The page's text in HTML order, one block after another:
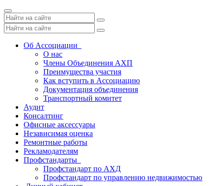
Toggle
navigation
Об Ассоциации
О нас
Члены Объединения АХП
Преимущества участия
Как вступить в Ассоциацию
Документация объединения
Транспортный комитет
Аудит
Консалтинг
Офисные аксессуары
Независимая оценка
Ремонтные работы
Рекламодателям
Профстандарты
Профстандарт по АХД
Профстандарт по управлению недвижимостью